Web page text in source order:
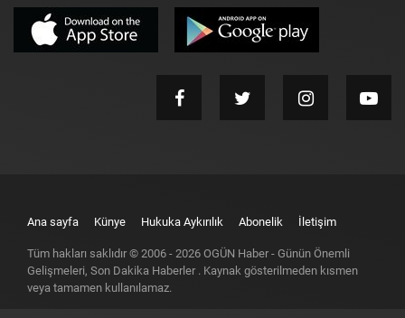
Ana sayfa Künye Hukuka Aykırılık Abonelik İletişim
Tüm hakları saklıdır © 2006 - 2026 OGÜN Haber - Günün Önemli
Gelişmeleri, Son Dakika Haberler . Kaynak gösterilmeden kısmen
veya tamamen kullanılamaz.